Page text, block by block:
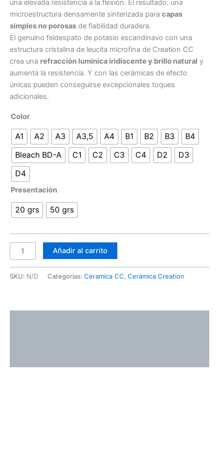
una elevada resistencia a la flexión. El resultado: una
microestructura densamente sinterizada para capas
simples no porosas de fiabilidad duradera.
El genuino feldespato de potasio escandinavo con una
estructura cristalina de leucita microfina de Creation CC
crea una refracción lumínica iridiscente y brillo natural y
aumenta la resistencia. Y con las cerámicas de efecto
únicas pueden conseguirse excepcionales toques
adicionales.
Color
A1 A2 A3 A3,5 A4 B1 B2 B3
B4
Bleach BD-A
C1 C2 C3 C4 D2
D3
D4
Presentación
20 grs 50 grs
Añadir al carrito
SKU: N/D Categorías: Ceramica CC, Cerámica Creation